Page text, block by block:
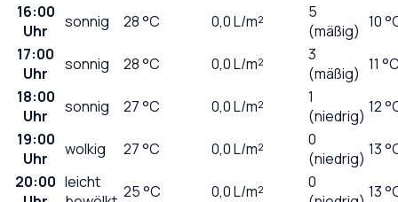
16:00
Uhr
sonnig 28°C 0,0L/m²
5
(mäßig) 10
17:00
Uhr
sonnig 28°C 0,0L/m²
3
(mäßig) 11
18:00
Uhr
sonnig 27°C 0,0L/m²
1
(niedrig) 12
19:00
Uhr
wolkig 27°C 0,0L/m²
0
(niedrig) 13
20:00 leicht
25°C 0,0L/m²
0
13